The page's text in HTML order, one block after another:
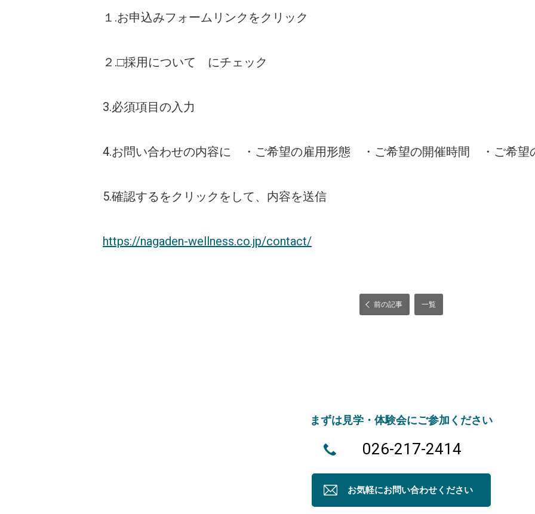
１.お申込みフォームリンクをクリック
２.□採用について にチェック
3.必須項目の入力
4.お問い合わせの内容に ・ご希望の雇用形態 ・ご希望の開催時間 ・ご希望
5.確認するをクリックをして、内容を送信
https://nagaden-wellness.co.jp/contact/
前の記事 一覧
まずは見学・体験会にご参加ください
026-217-2414
お気軽にお問い合わせください